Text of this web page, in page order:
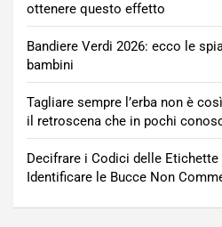
ottenere questo effetto
Bandiere Verdi 2026: ecco le
bambini
Tagliare sempre l’erba non è
il retroscena che in pochi
Decifrare i Codici delle
Identificare le Bucce Non